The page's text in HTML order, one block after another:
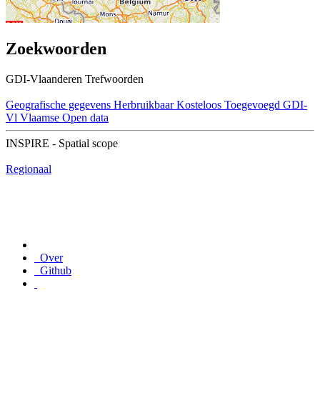
Zoekwoorden
GDI-Vlaanderen Trefwoorden
Geografische gegevens Herbruikbaar Kosteloos Toegevoegd GDI-
Vl Vlaamse Open data
INSPIRE - Spatial scope
Regionaal
Over
Github